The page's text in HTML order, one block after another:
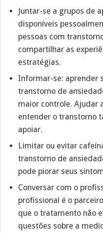
Juntar-se a grupos de
disponíveis
pessoas com
compartilhar as
estratégias.
Informar-se: aprender
transtorno de
maior controle. Ajudar
entender o transtorno
apoiar.
Limitar ou evitar
transtorno de
pode piorar seus
Conversar com o
profissional é o
que o tratamento não
questões sobre a